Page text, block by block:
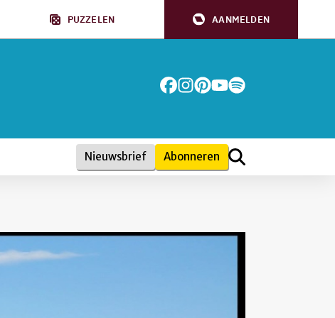
PUZZELEN AANMELDEN
Nieuwsbrief Abonneren